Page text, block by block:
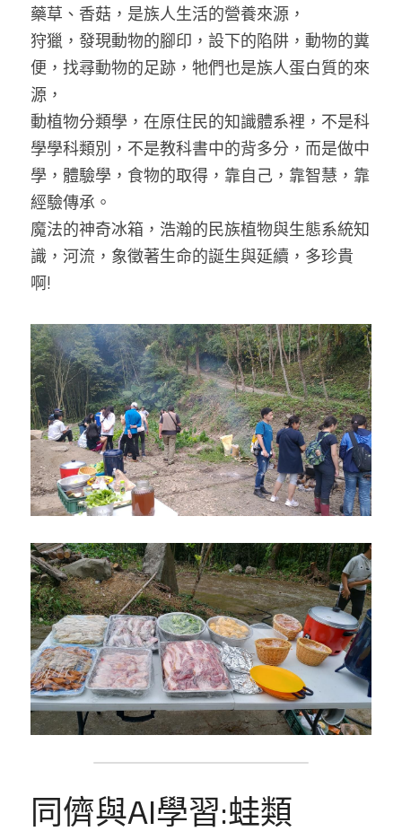
藥草、香菇，是族人生活的營養來源，
狩獵，發現動物的腳印，設下的陷阱，動物的糞
便，找尋動物的足跡，牠們也是族人蛋白質的來
源，
動植物分類學，在原住民的知識體系裡，不是科
學學科類別，不是教科書中的背多分，而是做中
學，體驗學，食物的取得，靠自己，靠智慧，靠
經驗傳承。
魔法的神奇冰箱，浩瀚的民族植物與生態系統知
識，河流，象徵著生命的誕生與延續，多珍貴
啊!
同儕與AI學習:蛙類